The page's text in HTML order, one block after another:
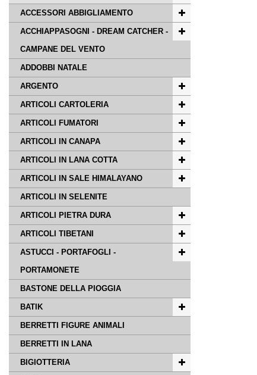
ACCESSORI ABBIGLIAMENTO
ACCHIAPPASOGNI - DREAM CATCHER -
CAMPANE DEL VENTO
ADDOBBI NATALE
ARGENTO
ARTICOLI CARTOLERIA
ARTICOLI FUMATORI
ARTICOLI IN CANAPA
ARTICOLI IN LANA COTTA
ARTICOLI IN SALE HIMALAYANO
ARTICOLI IN SELENITE
ARTICOLI PIETRA DURA
ARTICOLI TIBETANI
ASTUCCI - PORTAFOGLI -
PORTAMONETE
BASTONE DELLA PIOGGIA
BATIK
BERRETTI FIGURE ANIMALI
BERRETTI IN LANA
BIGIOTTERIA